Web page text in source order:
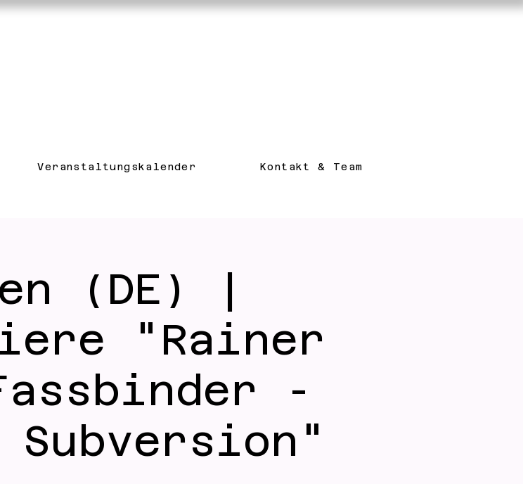
Veranstaltungskalender Kontakt & Team
(DE) |
"Rainer
-